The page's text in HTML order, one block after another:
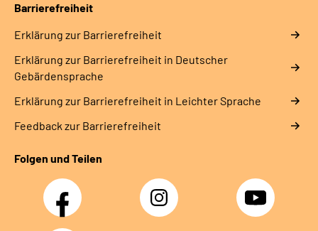
Barrierefreiheit
Erklärung zur Barrierefreiheit
Erklärung zur Barrierefreiheit in Deutscher
Gebärdensprache
Erklärung zur Barrierefreiheit in Leichter Sprache
Feedback zur Barrierefreiheit
Folgen und Teilen
Facebook Instagram YouTube